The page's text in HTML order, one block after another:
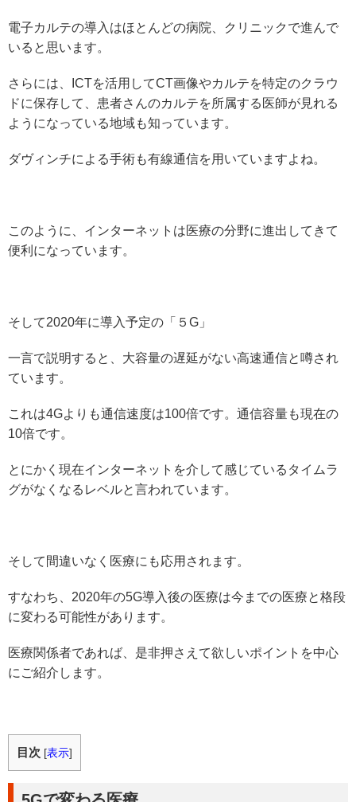
電子カルテの導入はほとんどの病院、クリニックで進んで
いると思います。
さらには、ICTを活用してCT画像やカルテを特定のクラウ
ドに保存して、患者さんのカルテを所属する医師が見れる
ようになっている地域も知っています。
ダヴィンチによる手術も有線通信を用いていますよね。
このように、インターネットは医療の分野に進出してきて
便利になっています。
そして2020年に導入予定の「５G」
一言で説明すると、大容量の遅延がない高速通信と噂され
ています。
これは4Gよりも通信速度は100倍です。通信容量も現在の
10倍です。
とにかく現在インターネットを介して感じているタイムラ
グがなくなるレベルと言われています。
そして間違いなく医療にも応用されます。
すなわち、2020年の5G導入後の医療は今までの医療と格段
に変わる可能性があります。
医療関係者であれば、是非押さえて欲しいポイントを中心
にご紹介します。
目次 [表示]